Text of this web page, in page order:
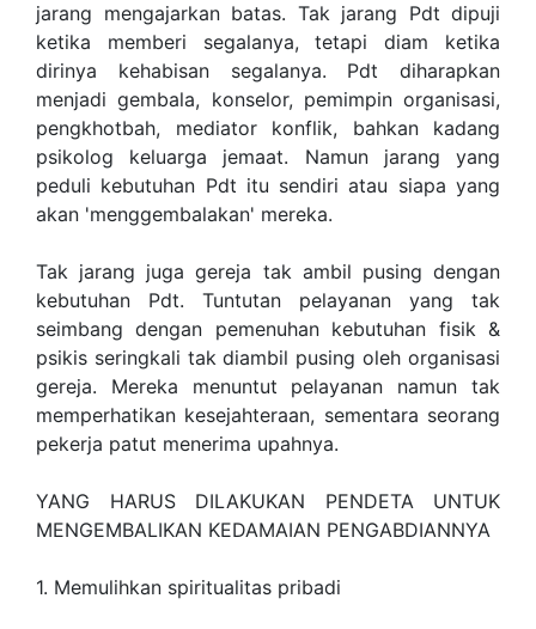
jarang mengajarkan batas. Tak jarang Pdt dipuji
ketika memberi segalanya, tetapi diam ketika
dirinya kehabisan segalanya. Pdt diharapkan
menjadi gembala, konselor, pemimpin organisasi,
pengkhotbah, mediator konflik, bahkan kadang
psikolog keluarga jemaat. Namun jarang yang
peduli kebutuhan Pdt itu sendiri atau siapa yang
akan 'menggembalakan' mereka.
Tak jarang juga gereja tak ambil pusing dengan
kebutuhan Pdt. Tuntutan pelayanan yang tak
seimbang dengan pemenuhan kebutuhan fisik &
psikis seringkali tak diambil pusing oleh organisasi
gereja. Mereka menuntut pelayanan namun tak
memperhatikan kesejahteraan, sementara seorang
pekerja patut menerima upahnya.
YANG HARUS DILAKUKAN PENDETA UNTUK
MENGEMBALIKAN KEDAMAIAN PENGABDIANNYA
1. Memulihkan spiritualitas pribadi